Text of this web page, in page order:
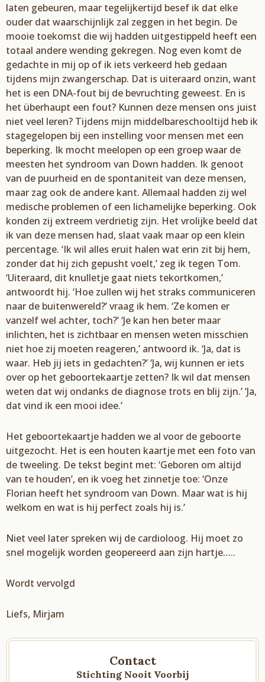
laten gebeuren, maar tegelijkertijd besef ik dat elke
ouder dat waarschijnlijk zal zeggen in het begin. De
mooie toekomst die wij hadden uitgestippeld heeft een
totaal andere wending gekregen. Nog even komt de
gedachte in mij op of ik iets verkeerd heb gedaan
tijdens mijn zwangerschap. Dat is uiteraard onzin, want
het is een DNA-fout bij de bevruchting geweest. En is
het überhaupt een fout? Kunnen deze mensen ons juist
niet veel leren? Tijdens mijn middelbareschooltijd heb ik
stagegelopen bij een instelling voor mensen met een
beperking. Ik mocht meelopen op een groep waar de
meesten het syndroom van Down hadden. Ik genoot
van de puurheid en de spontaniteit van deze mensen,
maar zag ook de andere kant. Allemaal hadden zij wel
medische problemen of een lichamelijke beperking. Ook
konden zij extreem verdrietig zijn. Het vrolijke beeld dat
ik van deze mensen had, slaat vaak maar op een klein
percentage. ‘Ik wil alles eruit halen wat erin zit bij hem,
zonder dat hij zich gepusht voelt,’ zeg ik tegen Tom.
‘Uiteraard, dit knulletje gaat niets tekortkomen,’
antwoordt hij. ‘Hoe zullen wij het straks communiceren
naar de buitenwereld?’ vraag ik hem. ‘Ze komen er
vanzelf wel achter, toch?’ ‘Je kan hen beter maar
inlichten, het is zichtbaar en mensen weten misschien
niet hoe zij moeten reageren,’ antwoord ik. ‘Ja, dat is
waar. Heb jij iets in gedachten?’ ‘Ja, wij kunnen er iets
over op het geboortekaartje zetten? Ik wil dat mensen
weten dat wij ondanks de diagnose trots en blij zijn.’ ‘Ja,
dat vind ik een mooi idee.’
Het geboortekaartje hadden we al voor de geboorte
uitgezocht. Het is een houten kaartje met een foto van
de tweeling. De tekst begint met: ‘Geboren om altijd
van te houden’, en ik voeg het zinnetje toe: ‘Onze
Florian heeft het syndroom van Down. Maar wat is hij
welkom en wat is hij perfect zoals hij is.’
Niet veel later spreken wij de cardioloog. Hij moet zo
snel mogelijk worden geopereerd aan zijn hartje…..
Wordt vervolgd
Liefs, Mirjam
Contact
Stichting Nooit Voorbij